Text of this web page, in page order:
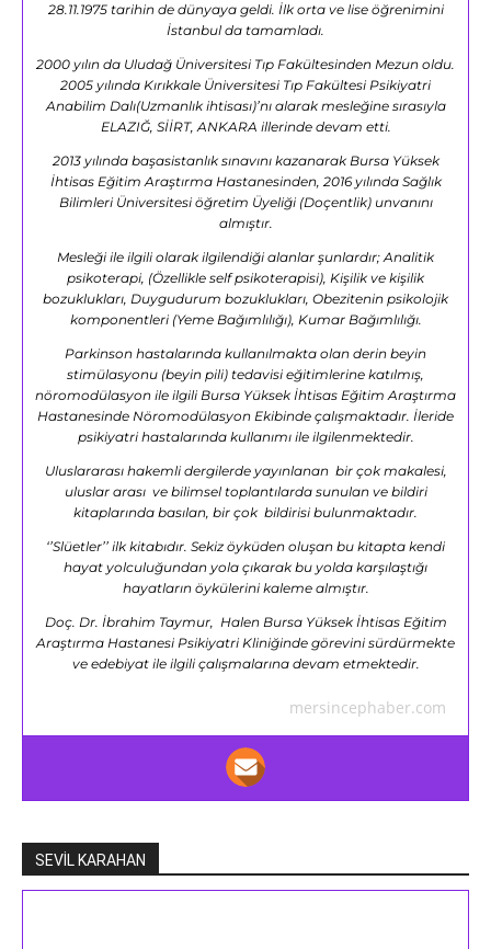
28.11.1975 tarihin de dünyaya geldi. İlk orta ve lise öğrenimini
İstanbul da tamamladı.
2000 yılın da Uludağ Üniversitesi Tıp Fakültesinden Mezun oldu.
2005 yılında Kırıkkale Üniversitesi Tıp Fakültesi Psikiyatri
Anabilim Dalı(Uzmanlık ihtisası)’nı alarak mesleğine sırasıyla
ELAZIĞ, SİİRT, ANKARA illerinde devam etti.
2013 yılında başasistanlık sınavını kazanarak Bursa Yüksek
İhtisas Eğitim Araştırma Hastanesinden, 2016 yılında Sağlık
Bilimleri Üniversitesi öğretim Üyeliği (Doçentlik) unvanını
almıştır.
Mesleği ile ilgili olarak ilgilendiği alanlar şunlardır; Analitik
psikoterapi, (Özellikle self psikoterapisi), Kişilik ve kişilik
bozuklukları, Duygudurum bozuklukları, Obezitenin psikolojik
komponentleri (Yeme Bağımlılığı), Kumar Bağımlılığı.
Parkinson hastalarında kullanılmakta olan derin beyin
stimülasyonu (beyin pili) tedavisi eğitimlerine katılmış,
nöromodülasyon ile ilgili Bursa Yüksek İhtisas Eğitim Araştırma
Hastanesinde Nöromodülasyon Ekibinde çalışmaktadır. İleride
psikiyatri hastalarında kullanımı ile ilgilenmektedir.
Uluslararası hakemli dergilerde yayınlanan bir çok makalesi,
uluslar arası ve bilimsel toplantılarda sunulan ve bildiri
kitaplarında basılan, bir çok bildirisi bulunmaktadır.
‘’Slüetler’’ ilk kitabıdır. Sekiz öyküden oluşan bu kitapta kendi
hayat yolculuğundan yola çıkarak bu yolda karşılaştığı
hayatların öykülerini kaleme almıştır.
Doç. Dr. İbrahim Taymur, Halen Bursa Yüksek İhtisas Eğitim
Araştırma Hastanesi Psikiyatri Kliniğinde görevini sürdürmekte
ve edebiyat ile ilgili çalışmalarına devam etmektedir.
mersincephaber.com
SEVİL KARAHAN